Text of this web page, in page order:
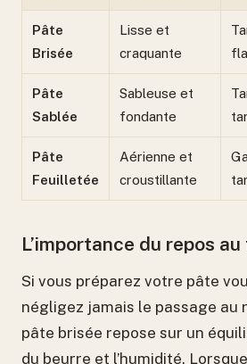
Pâte
Brisée
Lisse et
craquante
Pâte
Sablée
Sableuse et
fondante
Pâte
Feuilletée
Aérienne et
croustillante
L’importance du repos
Si vous préparez votre pâte
négligez jamais le passage au
pâte brisée repose sur un
du beurre et l’humidité.